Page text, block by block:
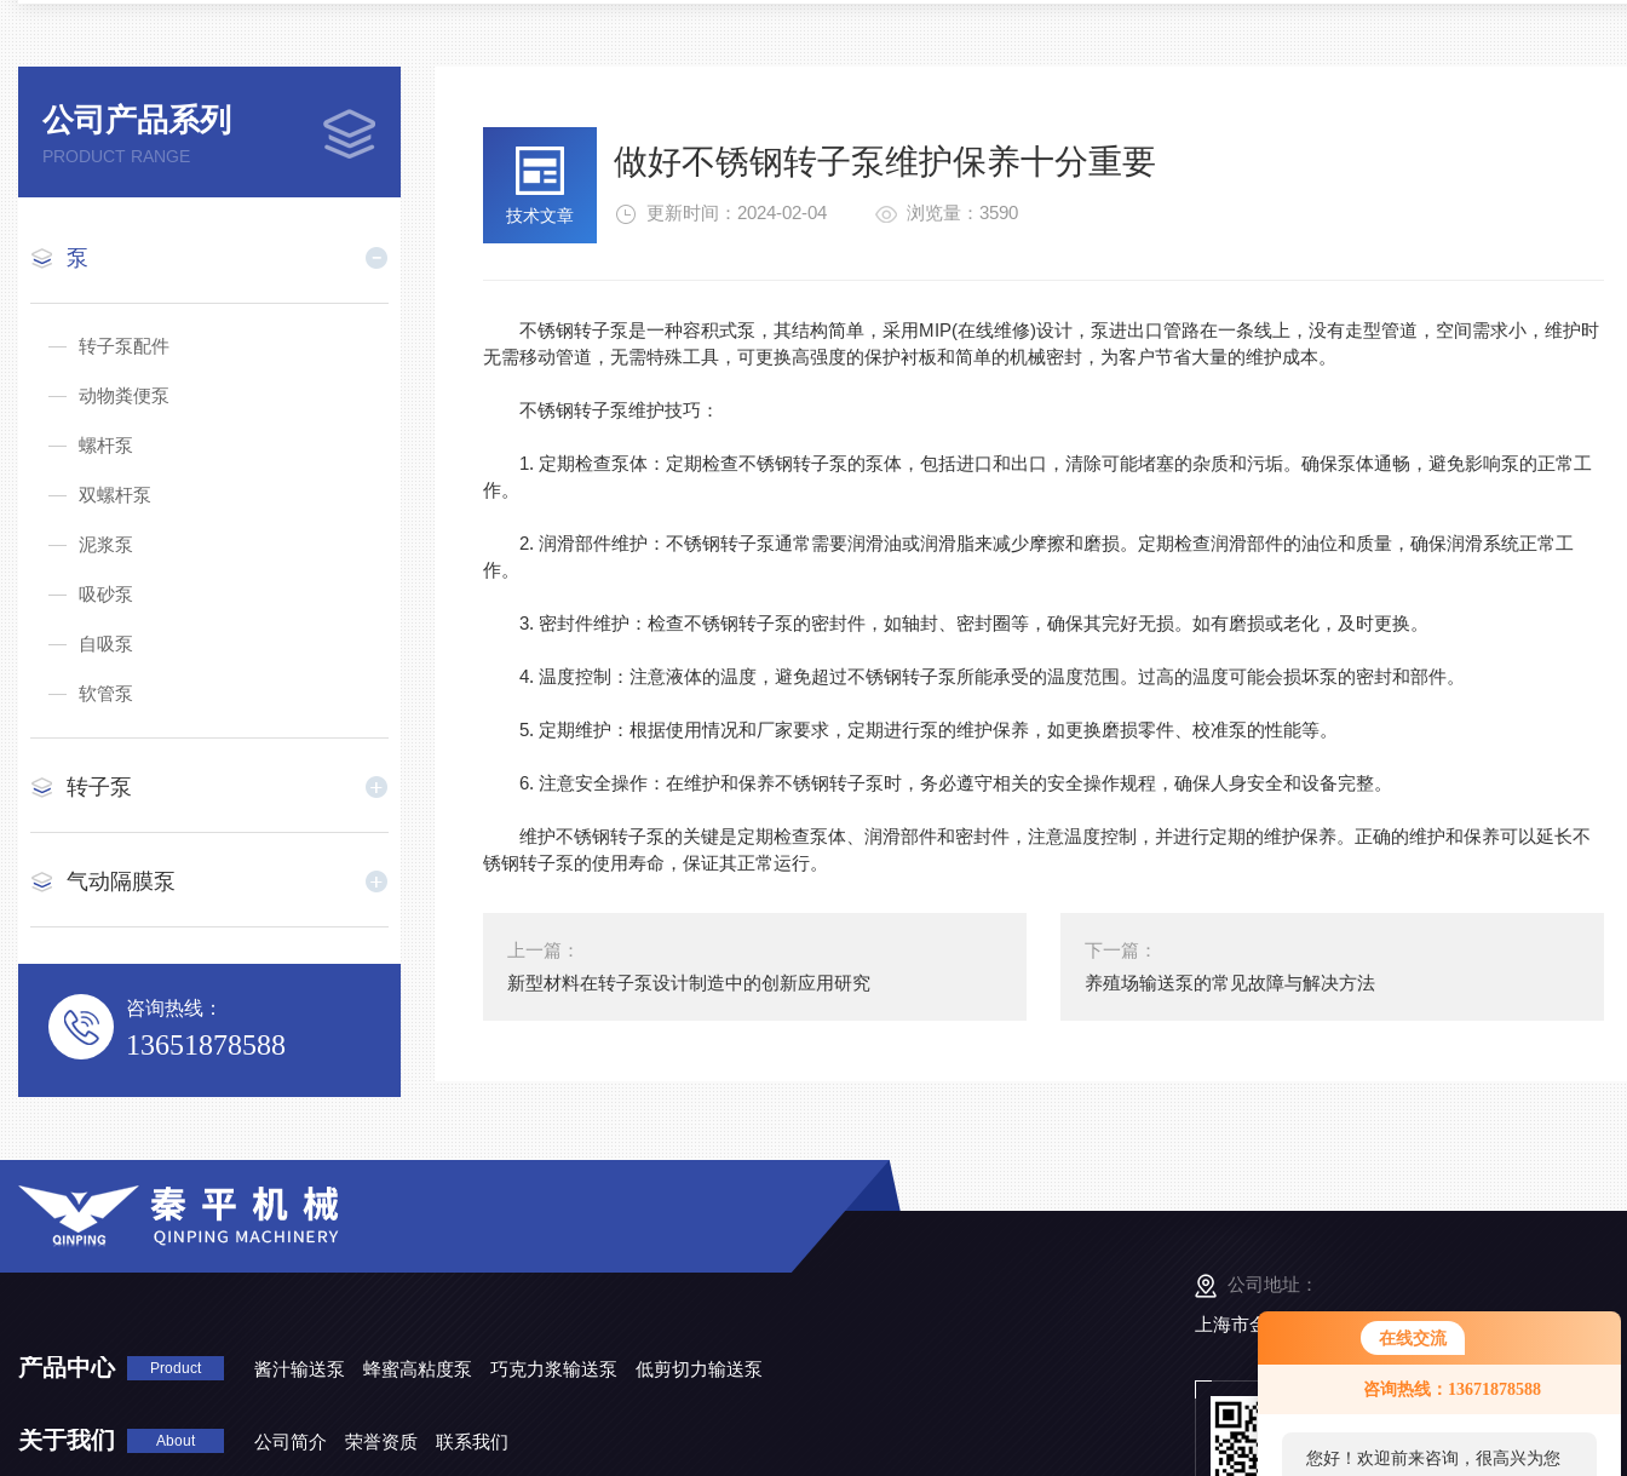
在线交流
咨询热线：13671878588
您好！欢迎前来咨询，很高兴为您
公司产品系列
PRODUCT RANGE
泵
转子泵配件
动物粪便泵
螺杆泵
双螺杆泵
泥浆泵
吸砂泵
自吸泵
软管泵
转子泵
气动隔膜泵
咨询热线：
13651878588
技术文章
做好不锈钢转子泵维护保养十分重要
更新时间：2024-02-04 浏览量：3590
不锈钢转子泵是一种容积式泵，其结构简单，采用MIP(在线维修)设计，泵进出口管路在一条线上，没有走型管道，空间需求小，维护时
无需移动管道，无需特殊工具，可更换高强度的保护衬板和简单的机械密封，为客户节省大量的维护成本。
不锈钢转子泵维护技巧：
1. 定期检查泵体：定期检查不锈钢转子泵的泵体，包括进口和出口，清除可能堵塞的杂质和污垢。确保泵体通畅，避免影响泵的正常工
作。
2. 润滑部件维护：不锈钢转子泵通常需要润滑油或润滑脂来减少摩擦和磨损。定期检查润滑部件的油位和质量，确保润滑系统正常工
作。
3. 密封件维护：检查不锈钢转子泵的密封件，如轴封、密封圈等，确保其完好无损。如有磨损或老化，及时更换。
4. 温度控制：注意液体的温度，避免超过不锈钢转子泵所能承受的温度范围。过高的温度可能会损坏泵的密封和部件。
5. 定期维护：根据使用情况和厂家要求，定期进行泵的维护保养，如更换磨损零件、校准泵的性能等。
6. 注意安全操作：在维护和保养不锈钢转子泵时，务必遵守相关的安全操作规程，确保人身安全和设备完整。
维护不锈钢转子泵的关键是定期检查泵体、润滑部件和密封件，注意温度控制，并进行定期的维护保养。正确的维护和保养可以延长不
锈钢转子泵的使用寿命，保证其正常运行。
上一篇：
新型材料在转子泵设计制造中的创新应用研究
下一篇：
养殖场输送泵的常见故障与解决方法
产品中心 Product 酱汁输送泵 蜂蜜高粘度泵 巧克力浆输送泵 低剪切力输送泵
关于我们 About 公司简介 荣誉资质 联系我们
公司地址：
上海市金山工业区亭卫公路6495弄168号5幢3楼
扫
扫
添